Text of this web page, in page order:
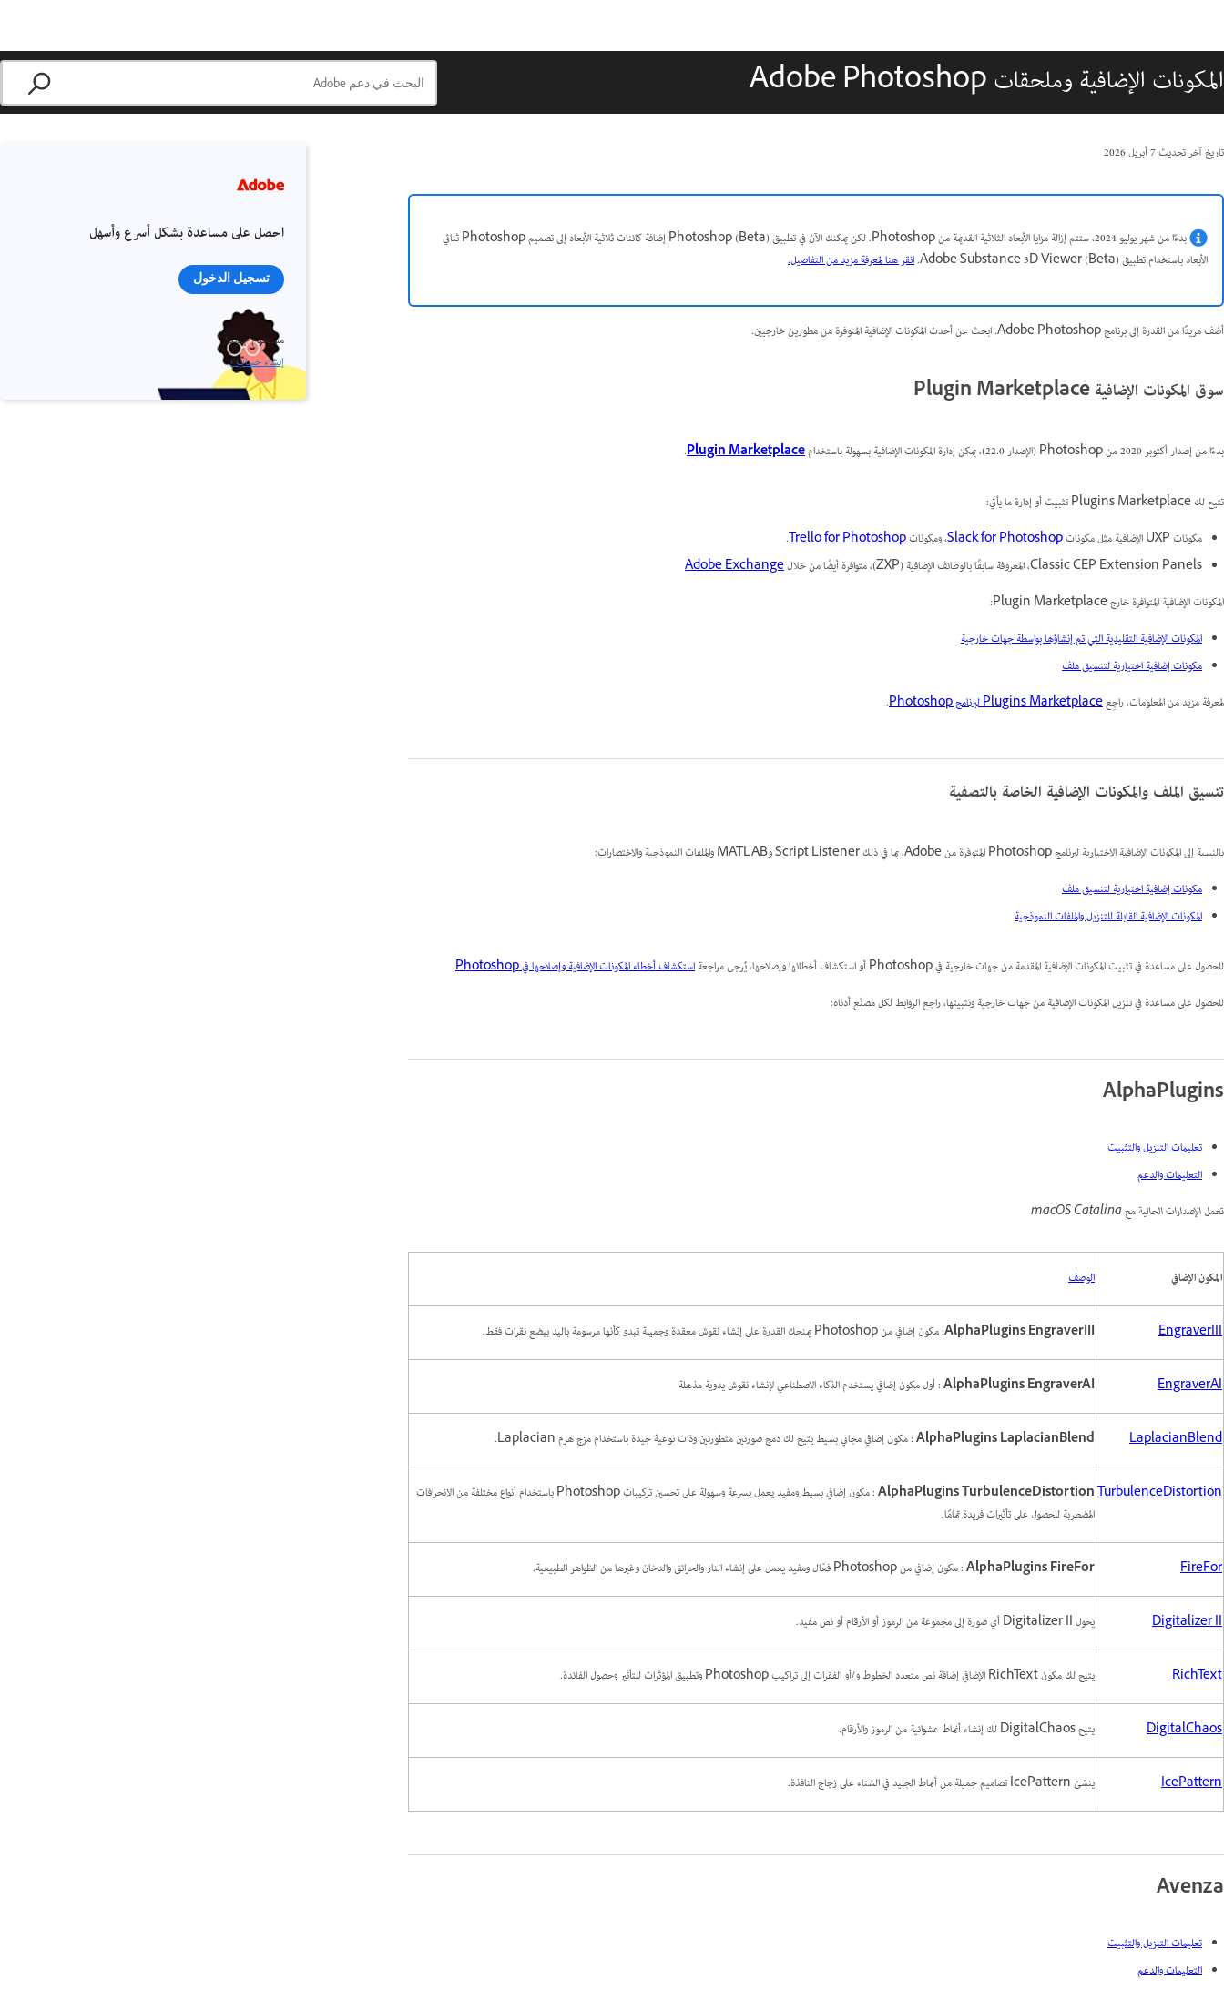
المكونات الإضافية وملحقات Adobe Photoshop
تاريخ آخر تحديث7 أبريل 2026
بدءًا من شهر يوليو 2024، ستتم إزالة مزايا الأبعاد الثلاثية القديمة من Photoshop. لكن يمكنك الآن في تطبيق Photoshop (Beta) إضافة كائنات ثلاثية الأبعاد إلى تصميم Photoshop ثنائي
الأبعاد باستخدام تطبيق Adobe Substance 3D Viewer (Beta).
انقر هنا لمعرفة مزيد من التفاصيل.
أضف مزيدًا من القدرة إلى برنامج Adobe Photoshop. ابحث عن أحدث المكونات الإضافية المتوفرة من مطورين خارجيين.
سوق المكونات الإضافية Plugin Marketplace
بدءًا من إصدار أكتوبر 2020 من Photoshop (الإصدار 22.0)، يمكن إدارة المكونات الإضافية بسهولة باستخدام Plugin Marketplace
.
تتيح لك Plugins Marketplace تثبيت أو إدارة ما يأتي:
مكونات UXP الإضافية مثل مكونات
Slack for Photoshop، ومكوناتTrello for Photoshop
.
Classic CEP Extension Panels، المعروفة سابقًا بالوظائف الإضافية (ZXP)، متوافرة أيضًا من خلال
Adobe Exchange
المكونات الإضافية المتوافرة خارج Plugin Marketplace:
المكونات الإضافية التقليدية التي تم إنشاؤها بواسطة جهات خارجية
مكونات إضافية اختيارية لتنسيق ملف
لمعرفة مزيد من المعلومات، راجِعPlugins Marketplace لبرنامج Photoshop .
تنسيق الملف والمكونات الإضافية الخاصة بالتصفية
بالنسبة إلى المكونات الإضافية الاختيارية لبرنامج Photoshop المتوفرة من Adobe، بما في ذلك Script Listener وMATLAB والملفات النموذجية والاختصارات:
مكونات إضافية اختيارية لتنسيق ملف
المكونات الإضافية القابلة للتنزيل والملفات النموذجية
للحصول على مساعدة في تثبيت المكونات الإضافية المقدمة من جهات خارجية في Photoshop أو استكشاف أخطائها وإصلاحها، يُرجى مراجعة استكشاف أخطاء المكونات الإضافية وإصلاحها في Photoshop
.
للحصول على مساعدة في تنزيل المكونات الإضافية من جهات خارجية وتثبيتها، راجع الروابط لكل مصنّع أدناه:
AlphaPlugins
تعليمات التنزيل والتثبيت
التعليمات والدعم
تعمل الإصدارات الحالية مع macOS Catalina
المكون الإضافي الوصف
EngraverIII
AlphaPlugins EngraverIII: مكون إضافي من Photoshop يمنحك القدرة على إنشاء نقوش معقدة وجميلة تبدو كأنها مرسومة باليد ببضع نقرات فقط.
EngraverAI
AlphaPlugins EngraverAI: أول مكون إضافي يستخدم الذكاء الاصطناعي لإنشاء نقوش يدوية مذهلة
LaplacianBlend
AlphaPlugins LaplacianBlend: مكون إضافي مجاني بسيط يتيح لك دمج صورتين متطورتين وذات نوعية جيدة باستخدام مزج هرم Laplacian.
TurbulenceDistortion
AlphaPlugins TurbulenceDistortion
: مكون إضافي بسيط ومفيد يعمل بسرعة وسهولة على تحسين تركيبات Photoshop باستخدام أنواع مختلفة من الانحرافات
المضطربة للحصول على تأثيرات فريدة تمامًا.
FireFor
AlphaPlugins FireFor: مكون إضافي من Photoshop فعّال ومفيد يعمل على إنشاء النار والحرائق والدخان وغيرها من الظواهر الطبيعية.
Digitalizer II يحول Digitalizer II أي صورة إلى مجموعة من الرموز أو الأرقام أو نص مفيد.
RichText يتيح لك مكون RichText الإضافي إضافة نص متعدد الخطوط و/أو الفقرات إلى تراكيب Photoshop وتطبيق المؤثرات للتأثير وحصول الفائدة.
DigitalChaos يتيح DigitalChaos لك إنشاء أنماط عشوائية من الرموز والأرقام.
IcePattern ينشئ IcePattern تصاميم جميلة من أنماط الجليد في الشتاء على زجاج النافذة.
Avenza
تعليمات التنزيل والتثبيت
التعليمات والدعم
احصل على مساعدة بشكل أسرع وأسهل
تسجيل الدخول
مستخدم جديد؟
إنشاء حساب ›